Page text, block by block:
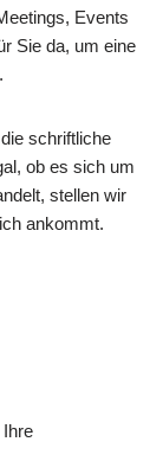
Events
Sie da, um eine
schriftliche
ob es sich um
stellen wir
ankommt.